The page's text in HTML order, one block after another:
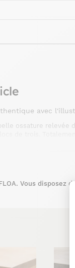
avec
ossature relevée
dans votre salon
Vous disposez